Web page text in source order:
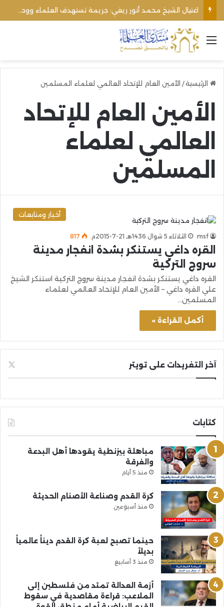
القائمة
الرئيسية/ الأمين العام للإتحاد العالمي لعلماء المسلمين
الأمين العام للإتحاد
العالمي لعلماء
المسلمين
أخبار ومتابعات
msf الثلاثاء 5 شوال 1436هـ 21-7-2015م 817
القره داغي يستنكر بشدة انفجار مدينة
سروج التركية
القره داغي يستنكر بشدة انفجار مدينة سروج التركية استنكر الشيخ
علي القره داغي – الأمين العام للإتحاد العالمي لعلماء
المسلمين…
أكمل القراءة »
آخر التغريدات على تويتر
كتابات
مباهلة بيزنطية يقودها أهل البدعة
والفرقة
منذ 5 أيام
كرة القدم وصناعة الأصنام الحديثة
منذ أسبوعين
حينما تصبح لعبة كرة القدم ديناً عالمياً
بديلاً
منذ 3 أسابيع
أزمة العدالة تمتد من فلسطين إلى
الملاعب: قراءة مقاصدية في سقوط